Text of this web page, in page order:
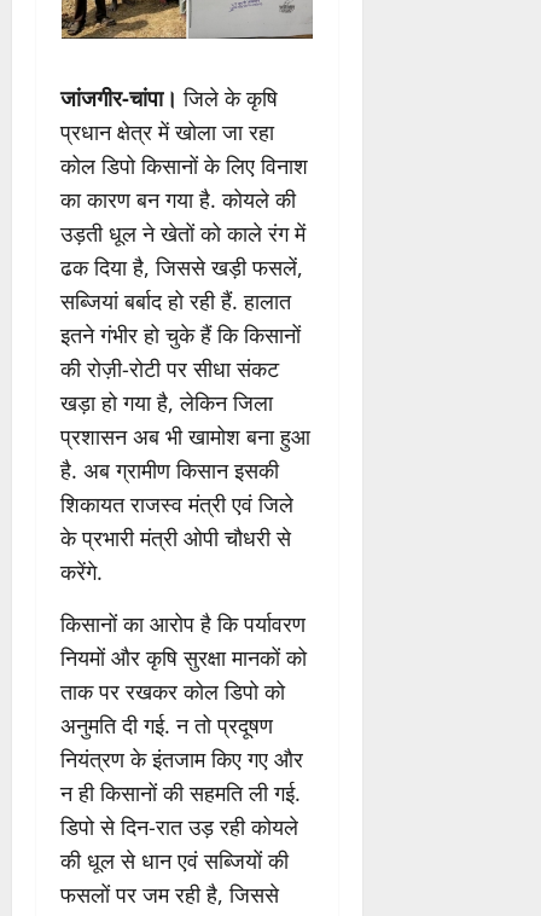
जांजगीर-चांपा। जिले के कृषि
प्रधान क्षेत्र में खोला जा रहा
कोल डिपो किसानों के लिए विनाश
का कारण बन गया है. कोयले की
उड़ती धूल ने खेतों को काले रंग में
ढक दिया है, जिससे खड़ी फसलें,
सब्जियां बर्बाद हो रही हैं. हालात
इतने गंभीर हो चुके हैं कि किसानों
की रोज़ी-रोटी पर सीधा संकट
खड़ा हो गया है, लेकिन जिला
प्रशासन अब भी खामोश बना हुआ
है. अब ग्रामीण किसान इसकी
शिकायत राजस्व मंत्री एवं जिले
के प्रभारी मंत्री ओपी चौधरी से
करेंगे.
किसानों का आरोप है कि पर्यावरण
नियमों और कृषि सुरक्षा मानकों को
ताक पर रखकर कोल डिपो को
अनुमति दी गई. न तो प्रदूषण
नियंत्रण के इंतजाम किए गए और
न ही किसानों की सहमति ली गई.
डिपो से दिन-रात उड़ रही कोयले
की धूल से धान एवं सब्जियों की
फसलों पर जम रही है, जिससे